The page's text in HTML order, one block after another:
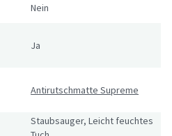
Nein
Ja
Antirutschmatte Supreme
Staubsauger, Leicht feuchtes